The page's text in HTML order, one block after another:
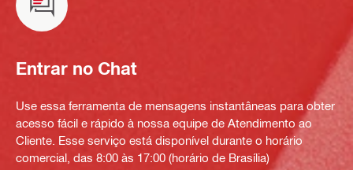
Entrar no Chat
Use essa ferramenta de mensagens instantâneas para obter
acesso fácil e rápido à nossa equipe de Atendimento ao
Cliente. Esse serviço está disponível durante o horário
comercial, das 8:00 às 17:00 (horário de Brasília)